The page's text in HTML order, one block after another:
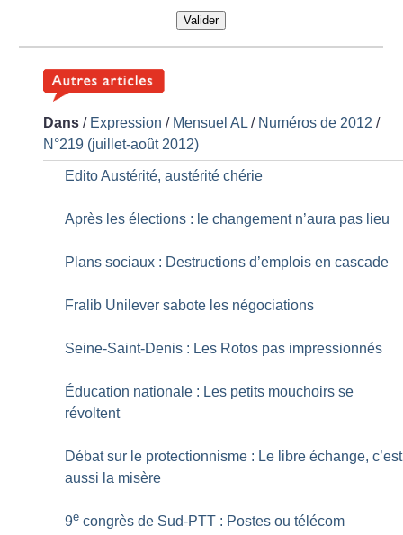
Valider
Dans / Expression / Mensuel AL / Numéros de 2012 /
N°219 (juillet-août 2012)
Edito Austérité, austérité chérie
Après les élections : le changement n’aura pas lieu
Plans sociaux : Destructions d’emplois en cascade
Fralib Unilever sabote les négociations
Seine-Saint-Denis : Les Rotos pas impressionnés
Éducation nationale : Les petits mouchoirs se
révoltent
Débat sur le protectionnisme : Le libre échange, c’est
aussi la misère
9e congrès de Sud-PTT : Postes ou télécom